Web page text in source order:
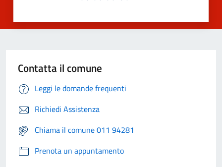
Contatta il comune
Leggi le domande frequenti
Richiedi Assistenza
Chiama il comune 011 94281
Prenota un appuntamento